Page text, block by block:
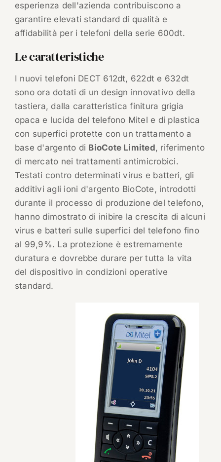
esperienza dell'azienda contribuiscono a
garantire elevati standard di qualità e
affidabilità per i telefoni della serie 600dt.
Le caratteristiche
I nuovi telefoni DECT 612dt, 622dt e 632dt
sono ora dotati di un design innovativo della
tastiera, dalla caratteristica finitura grigia
opaca e lucida del telefono Mitel e di plastica
con superfici protette con un trattamento a
base d'argento di BioCote Limited, riferimento
di mercato nei trattamenti antimicrobici.
Testati contro determinati virus e batteri, gli
additivi agli ioni d'argento BioCote, introdotti
durante il processo di produzione del telefono,
hanno dimostrato di inibire la crescita di alcuni
virus e batteri sulle superfici del telefono fino
al 99,9%. La protezione è estremamente
duratura e dovrebbe durare per tutta la vita
del dispositivo in condizioni operative
standard.